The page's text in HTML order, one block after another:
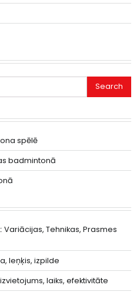
spēlē
badmintonā
Variācijas, Tehnikas, Prasmes
leņķis, izpilde
laiks, efektivitāte